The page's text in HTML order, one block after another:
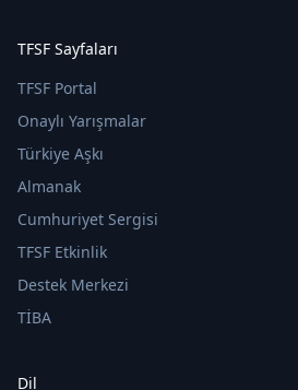
TFSF Sayfaları
TFSF Portal
Onaylı Yarışmalar
Türkiye Aşkı
Almanak
Cumhuriyet Sergisi
TFSF Etkinlik
Destek Merkezi
TİBA
Dil